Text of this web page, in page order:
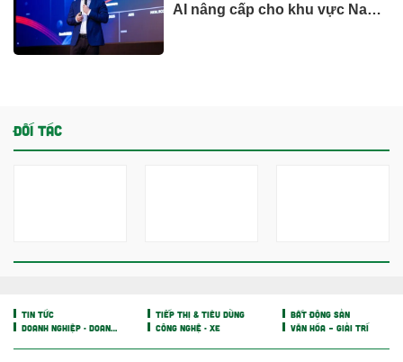
AI nâng cấp cho khu vực Nam
ĐỐI TÁC
TIN TỨC TIẾP THỊ & TIÊU DÙNG
BẤT ĐỘNG SẢN
DOANH NGHIỆP - DOANH NHÂN
CÔNG NGHỆ - XE VĂN HÓA – GIẢI TRÍ